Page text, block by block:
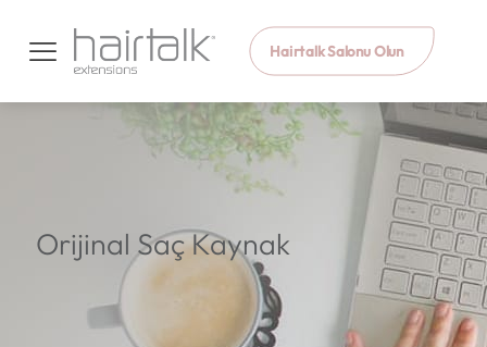
Hairtalk Salonu Olun
Orijinal Saç Kaynak